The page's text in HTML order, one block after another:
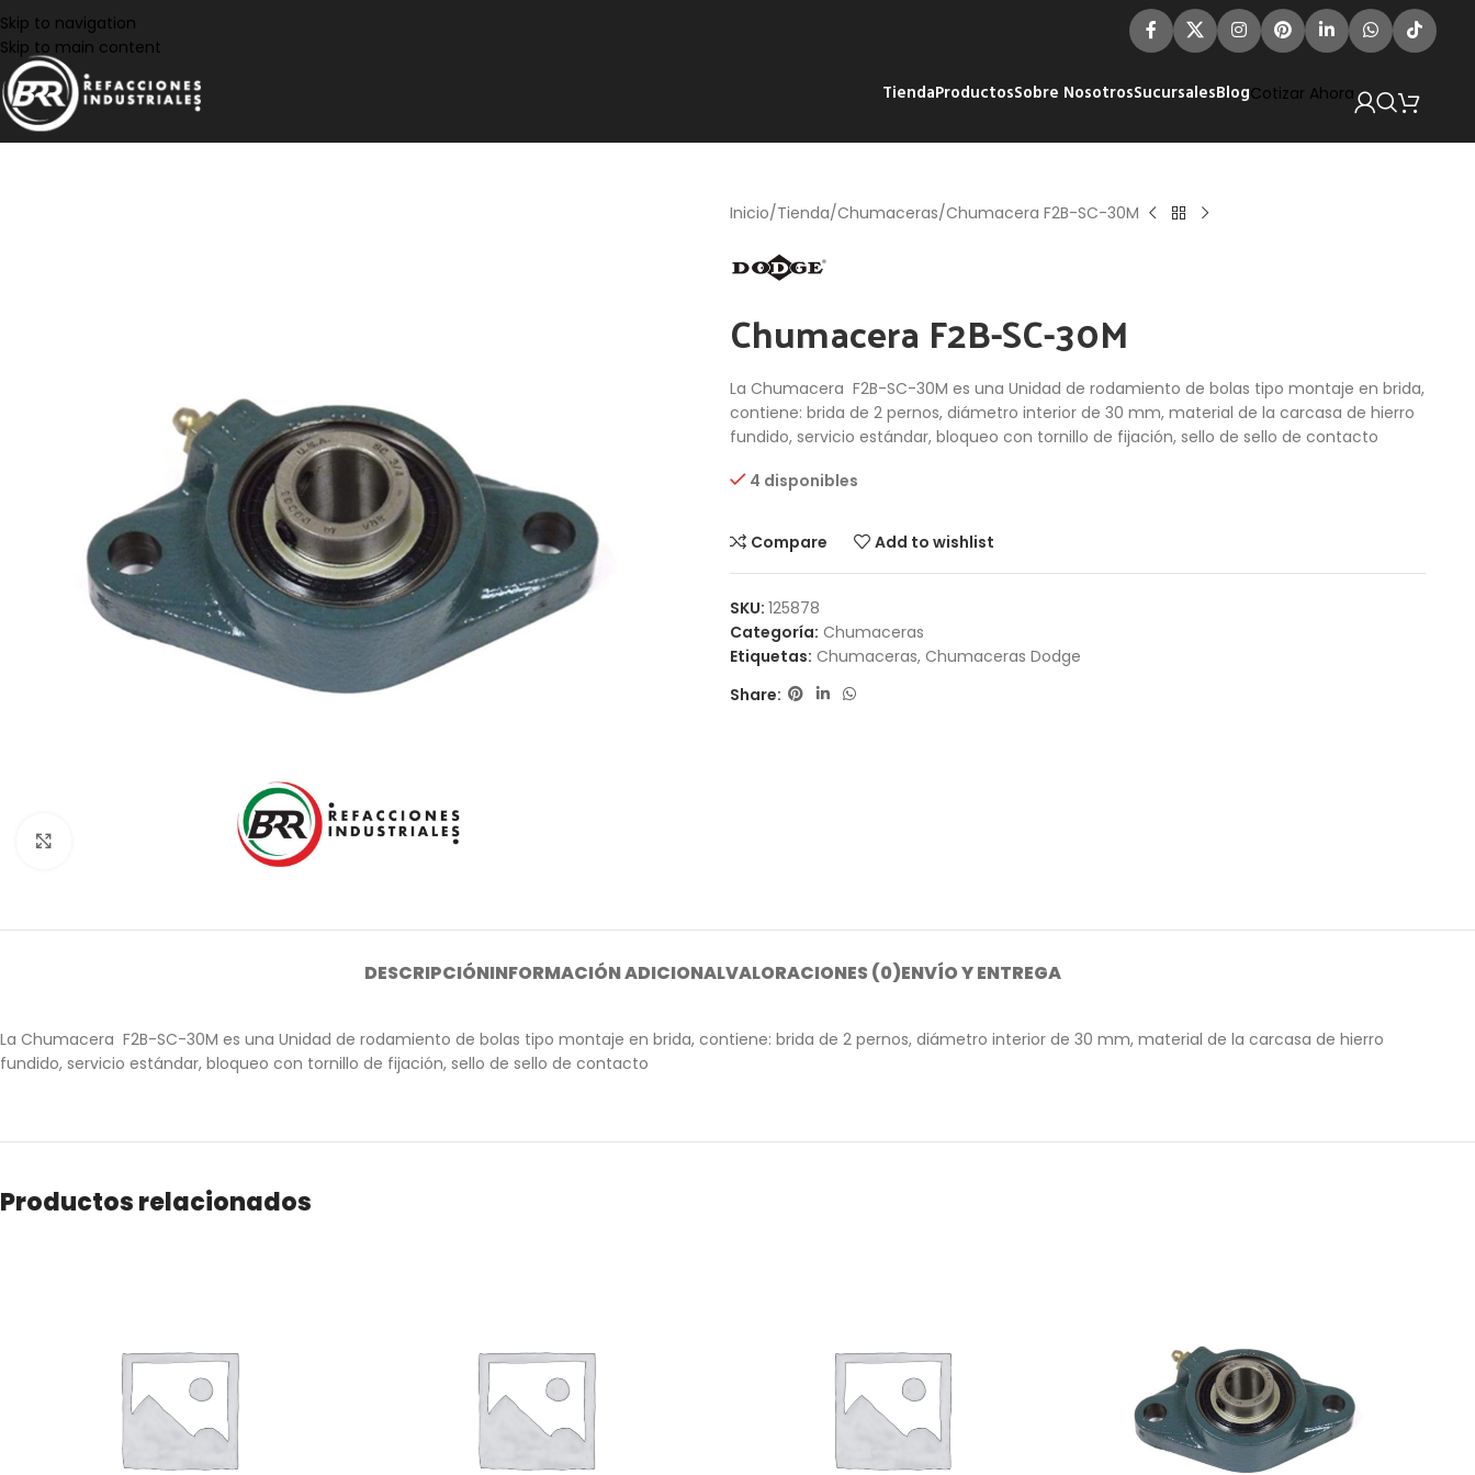
Skip to navigation
Skip to main content
TiendaProductosSobre NosotrosSucursalesBlogCotizar Ahora
Inicio Tienda Chumaceras Chumacera F2B-SC-30M
Chumacera F2B-SC-30M
La Chumacera F2B-SC-30M es una Unidad de rodamiento de bolas tipo montaje en brida,
contiene: brida de 2 pernos, diámetro interior de 30 mm, material de la carcasa de hierro
fundido, servicio estándar, bloqueo con tornillo de fijación, sello de sello de contacto
4 disponibles
Compare Add to wishlist
SKU: 125878
Categoría: Chumaceras
Etiquetas: Chumaceras, Chumaceras Dodge
Share:
DESCRIPCIÓNINFORMACIÓN ADICIONALVALORACIONES (0)ENVÍO Y ENTREGA
La Chumacera F2B-SC-30M es una Unidad de rodamiento de bolas tipo montaje en brida, contiene: brida de 2 pernos, diámetro interior de 30 mm, material de la carcasa de hierro
fundido, servicio estándar, bloqueo con tornillo de fijación, sello de sello de contacto
Productos relacionados